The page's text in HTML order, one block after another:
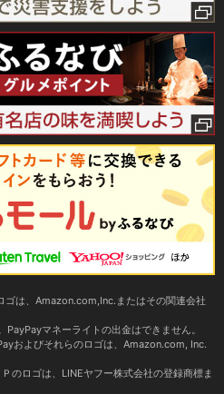
は、Amazon.com,Inc.またはその関連会社
マネーライトの出金はできません。
およびそれらのロゴは、Amazon.com, Inc.
のロゴは、LINEヤフー株式会社の登録商標ま